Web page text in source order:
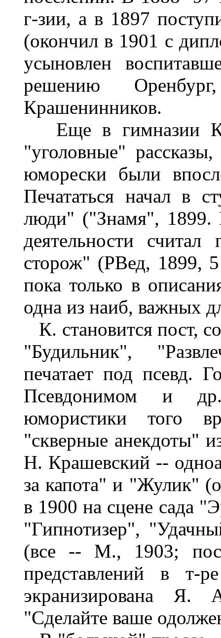
г-зии, а в 1897
(окончил в 1901 с
усыновлен
решению
Крашенинников.
Еще в гимназии К.
"уголовные"
юморески были
Печататься начал в
люди" ("Знамя", 1899.
деятельности
сторож" (РВед, 1899,
пока только в
одна из наиб, важных
К. становится пост,
"Будильник",
печатает под псевд.
Псевдонимом и
юмористики того
"скверные анекдоты"
Н. Крашевский --
за капота" и "Жулик"
в 1900 на сцене сада
"Гипнотизер",
(все -- М., 1903;
представлений в
экранизирована Я.
"Сделайте ваше